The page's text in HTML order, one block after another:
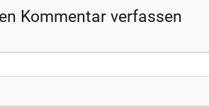
Kommentar verfassen